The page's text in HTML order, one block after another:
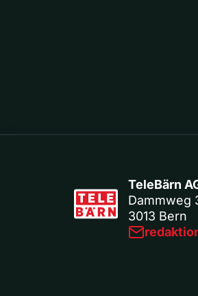
TeleBärn
Dammweg
3013 Bern